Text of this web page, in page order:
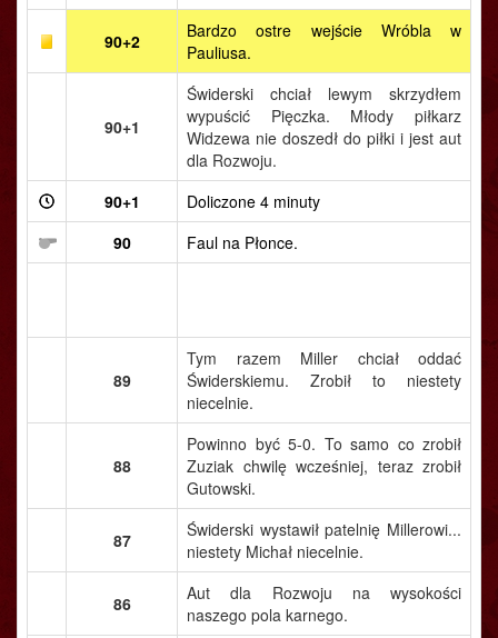
90+2
Bardzo ostre wejście Wróbla w
Pauliusa.
90+1
Świderski chciał lewym skrzydłem
wypuścić Pięczka. Młody piłkarz
Widzewa nie doszedł do piłki i jest aut
dla Rozwoju.
90+1
Doliczone 4 minuty
90
Faul na Płonce.
89
Tym razem Miller chciał oddać
Świderskiemu. Zrobił to niestety
niecelnie.
88
Powinno być 5-0. To samo co zrobił
Zuziak chwilę wcześniej, teraz zrobił
Gutowski.
87
Świderski wystawił patelnię Millerowi...
niestety Michał niecelnie.
86
Aut dla Rozwoju na wysokości
naszego pola karnego.